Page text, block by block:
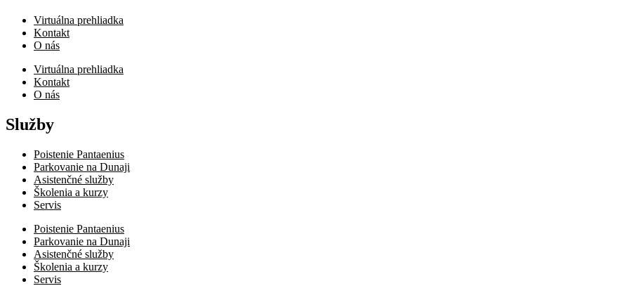
Virtuálna prehliadka
Kontakt
O nás
Virtuálna prehliadka
Kontakt
O nás
Služby
Poistenie Pantaenius
Parkovanie na Dunaji
Asistenčné služby
Školenia a kurzy
Servis
Poistenie Pantaenius
Parkovanie na Dunaji
Asistenčné služby
Školenia a kurzy
Servis